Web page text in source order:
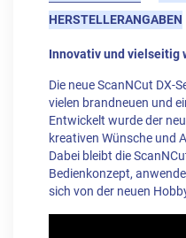
HERSTELLERANGABEN
Innovativ und vielseitig
Die neue ScanNCut DX-
vielen brandneuen und
Entwickelt wurde der
kreativen Wünsche und
Dabei bleibt die
Bedienkonzept,
sich von der neuen